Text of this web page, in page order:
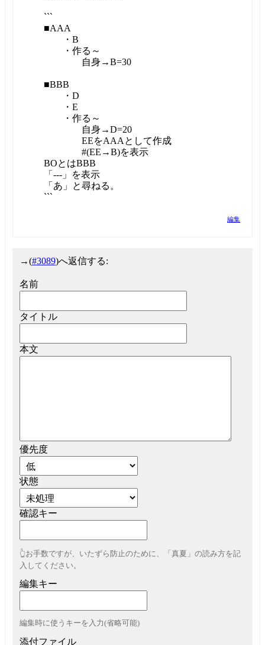
```
■AAA
・B
・作る～
自身→B=30
■BBB
・D
・E
・作る～
自身→D=20
EEをAAAとして作成
#(EE→B)を表示
BOとはBBB
「---」を表示
「あ」と尋ねる。
```
編集
→(#3089)へ返信する:
名前
タイトル
本文
優先度
状態
確認キー
👆お手数ですが、いたずら防止のために、「真夏」の読み方を記
入してください。
編集キー
編集時に使うキーを入力(省略可能)
添付ファイル